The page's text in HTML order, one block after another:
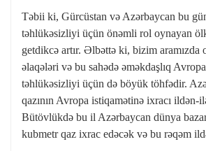
Təbii ki, Gürcüstan və Azərbaycan bu
təhlükəsizliyi üçün önəmli rol oynayan
getdikcə artır. Əlbəttə ki, bizim aramızda
əlaqələri və bu sahədə əməkdaşlıq
təhlükəsizliyi üçün də böyük töhfədir.
qazının Avropa istiqamətinə ixracı ildən-
Bütövlükdə bu il Azərbaycan dünya
kubmetr qaz ixrac edəcək və bu rəqəm